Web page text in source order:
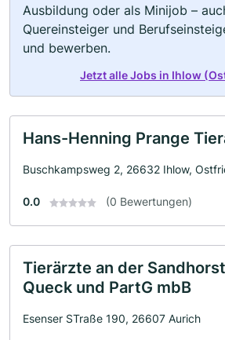
Ausbildung oder als Minijob –
Quereinsteiger und
und bewerben.
Jetzt alle Jobs in Ihlow
Hans-Henning Prange
Buschkampsweg 2, 26632 Ihlow,
0.0 (0 Bewertungen)
Tierärzte an der
Queck und PartG mbB
Esenser STraße 190, 26607 Aurich